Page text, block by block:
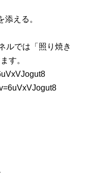
添える。
ルでは「照り焼き
す。